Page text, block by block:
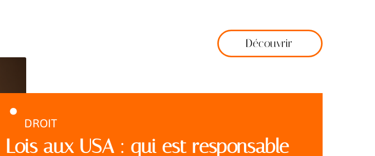
Découvrir
DROIT
Lois aux USA : qui est responsable